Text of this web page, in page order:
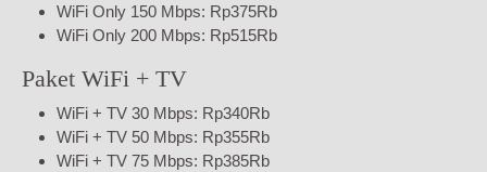
WiFi Only 150 Mbps: Rp375Rb
WiFi Only 200 Mbps: Rp515Rb
Paket WiFi + TV
WiFi + TV 30 Mbps: Rp340Rb
WiFi + TV 50 Mbps: Rp355Rb
WiFi + TV 75 Mbps: Rp385Rb